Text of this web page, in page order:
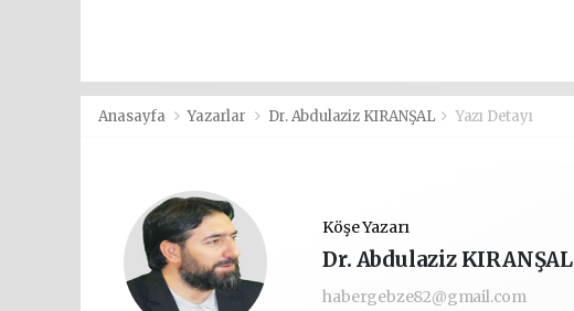
Anasayfa Yazarlar Dr. Abdulaziz KIRANŞAL Yazı Detayı
Köşe Yazarı
Dr. Abdulaziz KIRANŞAL
habergebze82@gmail.com